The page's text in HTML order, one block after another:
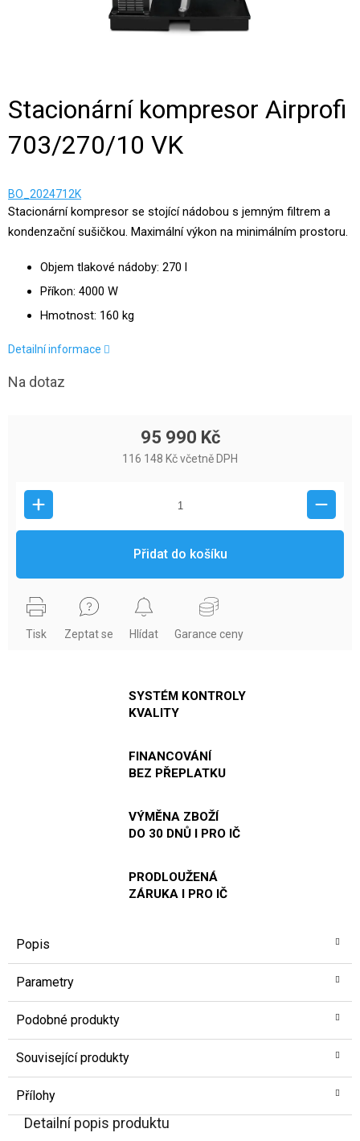
Stacionární kompresor Airprofi
703/270/10 VK
BO_2024712K
Stacionární kompresor se stojící nádobou s jemným filtrem a
kondenzační sušičkou. Maximální výkon na minimálním prostoru.
Objem tlakové nádoby: 270 l
Příkon: 4000 W
Hmotnost: 160 kg
Detailní informace
Na dotaz
95 990 Kč
116 148 Kč včetně DPH
Přidat do košíku
Tisk Zeptat se Hlídat Garance ceny
SYSTÉM KONTROLY
KVALITY
FINANCOVÁNÍ
BEZ PŘEPLATKU
VÝMĚNA ZBOŽÍ
DO 30 DNŮ I PRO IČ
PRODLOUŽENÁ
ZÁRUKA I PRO IČ
Popis
Parametry
Podobné produkty
Související produkty
Přílohy
Detailní popis produktu